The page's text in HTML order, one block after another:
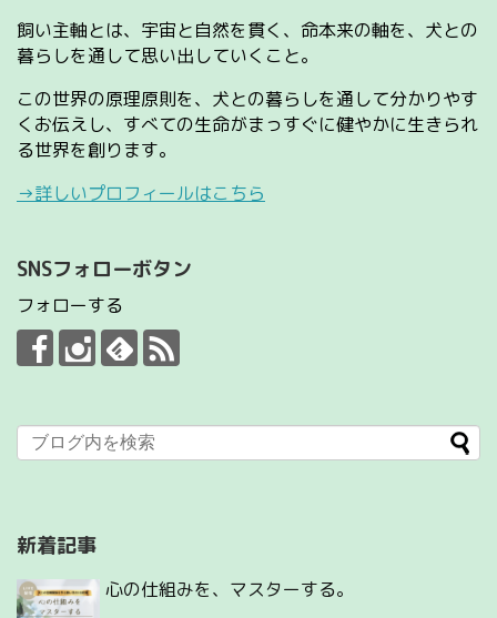
飼い主軸とは、宇宙と自然を貫く、命本来の軸を、犬との
暮らしを通して思い出していくこと。
この世界の原理原則を、犬との暮らしを通して分かりやす
くお伝えし、すべての生命がまっすぐに健やかに生きられ
る世界を創ります。
→詳しいプロフィールはこちら
SNSフォローボタン
フォローする
新着記事
心の仕組みを、マスターする。